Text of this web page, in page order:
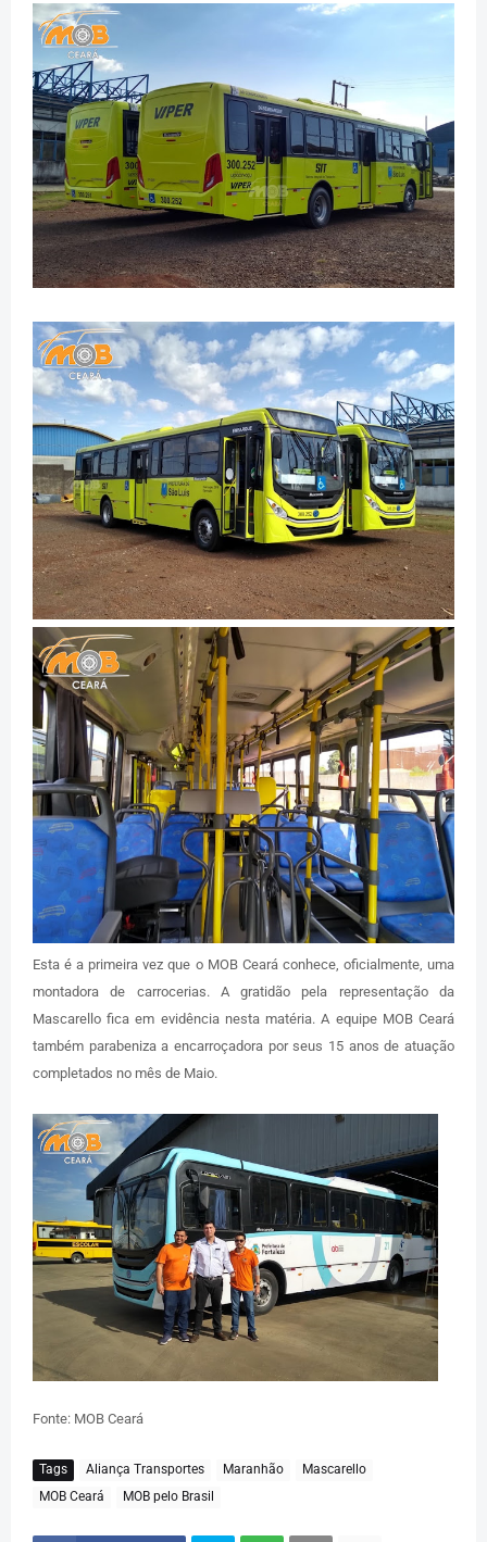
Esta é a primeira vez que o MOB Ceará conhece, oficialmente, uma
montadora de carrocerias. A gratidão pela representação da
Mascarello fica em evidência nesta matéria. A equipe MOB Ceará
também parabeniza a encarroçadora por seus 15 anos de atuação
completados no mês de Maio.
Fonte: MOB Ceará
Tags Aliança Transportes Maranhão
Mascarello
MOB Ceará
MOB pelo Brasil